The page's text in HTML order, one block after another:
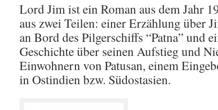
Lord Jim ist ein Roman aus dem Jahr
aus zwei Teilen: einer Erzählung über
an Bord des Pilgerschiffs “Patna” und
Geschichte über seinen Aufstieg und
Einwohnern von Patusan, einem
in Ostindien bzw. Südostasien.